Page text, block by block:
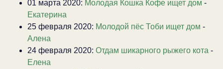
01 марта 2020: Молодая Кошка Кофе ищет дом -
Екатерина
25 февраля 2020: Молодой пёс Тоби ищет дом -
Алена
24 февраля 2020: Отдам шикарного рыжего кота -
Елена